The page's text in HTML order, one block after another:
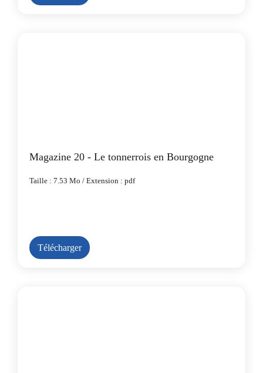
Magazine 20 - Le tonnerrois en Bourgogne
Taille : 7.53 Mo / Extension : pdf
Télécharger